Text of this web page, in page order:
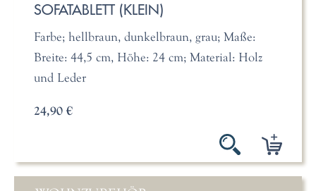
SOFATABLETT (KLEIN)
Farbe; hellbraun, dunkelbraun, grau; Maße:
Breite: 44,5 cm, Höhe: 24 cm; Material: Holz
und Leder
24,90 €